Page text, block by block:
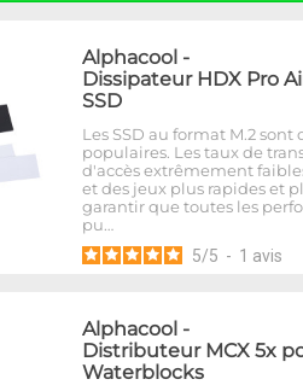
Alphacool -
Dissipateur HDX Pro
SSD
Les SSD au format M.2 sont
populaires. Les taux de
d'accès extrêmement
et des jeux plus rapides et
garantir que toutes les
pu…
5/5 - 1 avis
Alphacool -
Distributeur MCX 5x
Waterblocks